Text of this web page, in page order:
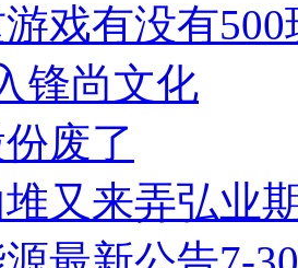
戏有没有500
锋尚文化
废了
又来弄弘业